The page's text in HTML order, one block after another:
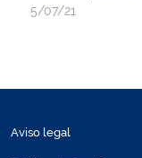
5/07/21
Aviso legal